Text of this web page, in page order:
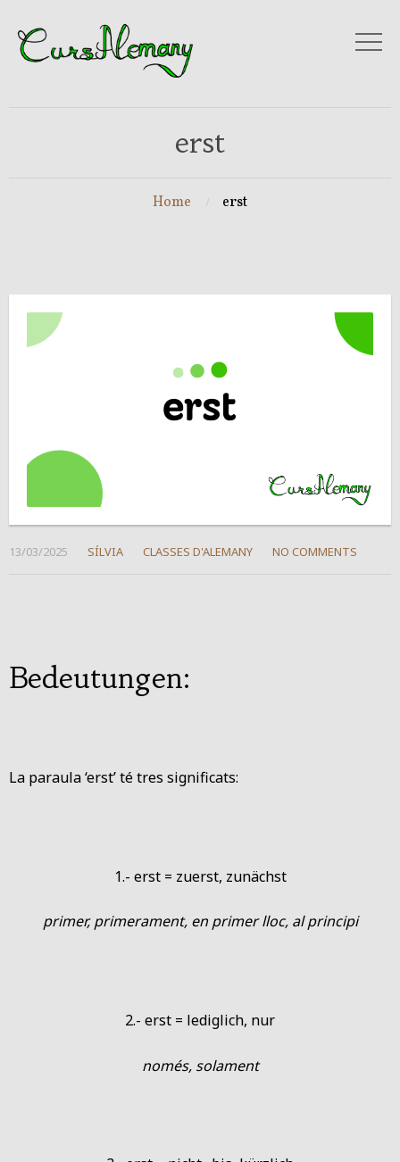
erst
Home erst
13/03/2025 SÍLVIA CLASSES D'ALEMANY NO COMMENTS
Bedeutungen:
La paraula ‘erst’ té tres significats:
1.- erst = zuerst, zunächst
primer, primerament, en primer lloc, al principi
2.- erst = lediglich, nur
només, solament